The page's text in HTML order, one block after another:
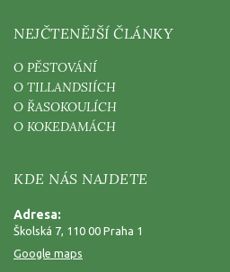
NEJČTENĚJŠÍ ČLÁNKY
O PĚSTOVÁNÍ
O TILLANDSIÍCH
O ŘASOKOULÍCH
O KOKEDAMÁCH
KDE NÁS NAJDETE
Adresa:
Školská 7, 110 00 Praha 1
Google maps